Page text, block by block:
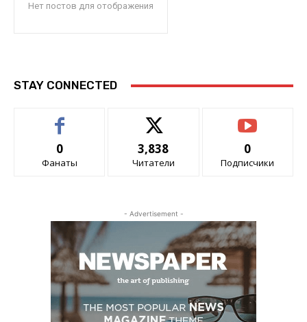
Нет постов для отображения
STAY CONNECTED
0
Фанаты
3,838
Читатели
0
Подписчики
- Advertisement -